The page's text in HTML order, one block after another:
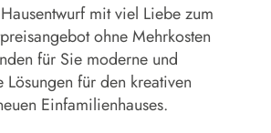
mit viel Liebe zum
ohne Mehrkosten
für Sie moderne und
Lösungen für den kreativen
Einfamilienhauses.